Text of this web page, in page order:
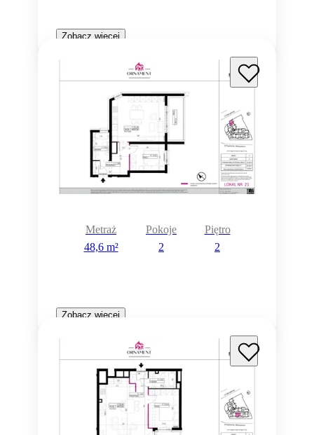
Zobacz więcej
Metraż
48,6 m²
Pokoje
2
Piętro
2
Zobacz więcej